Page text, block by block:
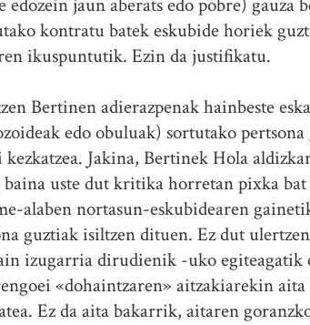
edozein jaun aberats edo pobre)
kontratu batek eskubide horiek
ikuspuntutik. Ezin da justifikatu.
Bertinen adierazpenak hainbeste
edo obuluak) sortutako
Jakina, Bertinek Hola
uste dut kritika horretan pixka
alaben nortasun-eskubidearen
guztiak isiltzen dituen. Ez dut
izugarria dirudienik -uko egiteagatik
«dohaintzaren» aitzakiarekin
Ez da aita bakarrik, aitaren